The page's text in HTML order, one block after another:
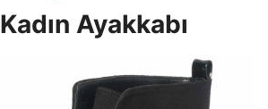
Kadın Ayakkabı